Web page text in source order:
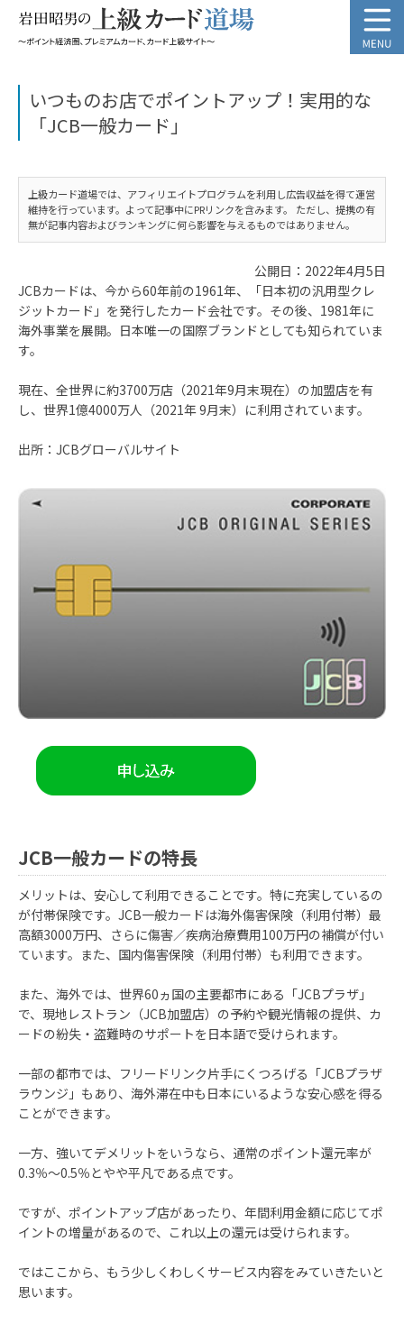
いつものお店でポイントアップ！実用的な
「JCB一般カード」
上級カード道場では、アフィリエイトプログラムを利用し広告収益を得て運営
維持を行っています。よって記事中にPRリンクを含みます。 ただし、提携の有
無が記事内容およびランキングに何ら影響を与えるものではありません。
公開日：2022年4月5日
JCBカードは、今から60年前の1961年、「日本初の汎用型クレ
ジットカード」を発行したカード会社です。その後、1981年に
海外事業を展開。日本唯一の国際ブランドとしても知られていま
す。
現在、全世界に約3700万店（2021年9月末現在）の加盟店を有
し、世界1億4000万人（2021年 9月末）に利用されています。
出所：JCBグローバルサイト
JCB一般カードの特長
メリットは、安心して利用できることです。特に充実しているの
が付帯保険です。JCB一般カードは海外傷害保険（利用付帯）最
高額3000万円、さらに傷害／疾病治療費用100万円の補償が付い
ています。また、国内傷害保険（利用付帯）も利用できます。
また、海外では、世界60ヵ国の主要都市にある「JCBプラザ」
で、現地レストラン（JCB加盟店）の予約や観光情報の提供、カ
ードの紛失・盗難時のサポートを日本語で受けられます。
一部の都市では、フリードリンク片手にくつろげる「JCBプラザ
ラウンジ」もあり、海外滞在中も日本にいるような安心感を得る
ことができます。
一方、強いてデメリットをいうなら、通常のポイント還元率が
0.3％～0.5％とやや平凡である点です。
ですが、ポイントアップ店があったり、年間利用金額に応じてポ
イントの増量があるので、これ以上の還元は受けられます。
ではここから、もう少しくわしくサービス内容をみていきたいと
思います。